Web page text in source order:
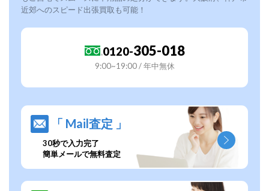
近郊へのスピード出張買取も可能！
0120-305-018
9:00~19:00 / 年中無休
「 Mail査定 」
30秒で入力完了
簡単メールで無料査定